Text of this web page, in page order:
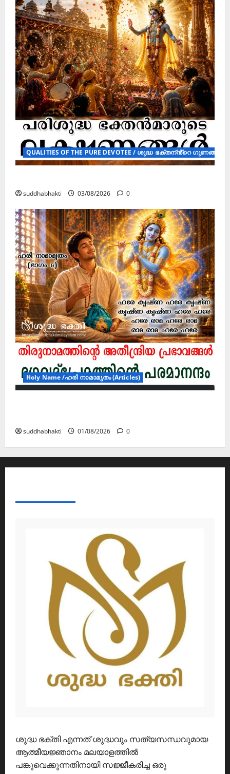
QUALITIES OF THE PURE DEVOTEE / ശുദ്ധ ഭക്തന്ൻ്റെ ഗുണങ്ങൾ (
suddhabhakti 03/08/2026 0
Holy Name /ഹരി നാമാമൃതം (Articles)
suddhabhakti 01/08/2026 0
ശുദ്ധ ഭക്തി എന്നത് ശുദ്ധവും സത്യസന്ധവുമായ
ആത്മീയജ്ഞാനം മലയാളത്തിൽ
പങ്കുവെക്കുന്നതിനായി സജ്ജീകരിച്ച ഒരു